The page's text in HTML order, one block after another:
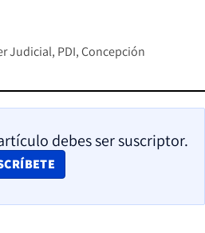
Judicial PDI Concepción
debes ser suscriptor.
IN NEW WINDOW